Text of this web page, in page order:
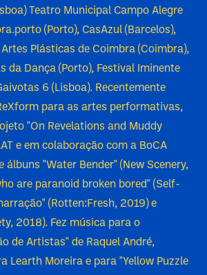
Teatro Municipal Campo Alegre
(Porto), CasAzul (Barcelos),
Plásticas de Coimbra (Coimbra),
da Dança (Porto), Festival Iminente
6 (Lisboa). Recentemente
para as artes performativas,
"On Revelations and Muddy
e em colaboração com a BoCA
álbuns "Water Bender" (New Scenery,
are paranoid broken bored" (Self-
(Rotten:Fresh, 2019) e
2018). Fez música para o
de Artistas" de Raquel André,
Learth Moreira e para "Yellow Puzzle